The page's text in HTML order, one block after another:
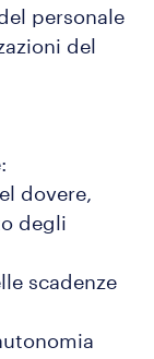
personale
del
dovere,
degli
scadenze